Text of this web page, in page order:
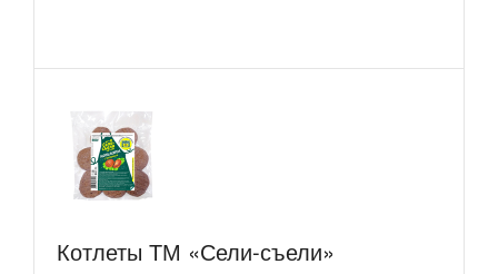
Котлеты ТМ «Сели-съели»